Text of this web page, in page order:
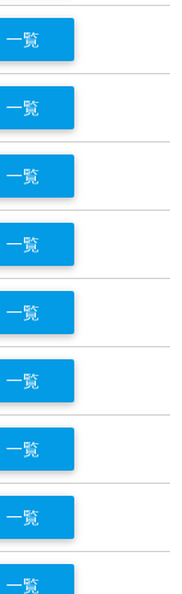
一覧
一覧
一覧
一覧
一覧
一覧
一覧
一覧
一覧